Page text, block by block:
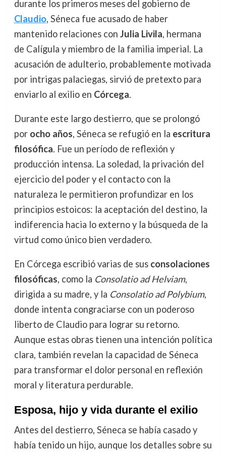
durante los primeros meses del gobierno de
Claudio, Séneca fue acusado de haber
mantenido relaciones con Julia Livila, hermana
de Calígula y miembro de la familia imperial. La
acusación de adulterio, probablemente motivada
por intrigas palaciegas, sirvió de pretexto para
enviarlo al exilio en Córcega.
Durante este largo destierro, que se prolongó
por ocho años, Séneca se refugió en la escritura
filosófica. Fue un período de reflexión y
producción intensa. La soledad, la privación del
ejercicio del poder y el contacto con la
naturaleza le permitieron profundizar en los
principios estoicos: la aceptación del destino, la
indiferencia hacia lo externo y la búsqueda de la
virtud como único bien verdadero.
En Córcega escribió varias de sus consolaciones
filosóficas, como la Consolatio ad Helviam,
dirigida a su madre, y la Consolatio ad Polybium,
donde intenta congraciarse con un poderoso
liberto de Claudio para lograr su retorno.
Aunque estas obras tienen una intención política
clara, también revelan la capacidad de Séneca
para transformar el dolor personal en reflexión
moral y literatura perdurable.
Esposa, hijo y vida durante el exilio
Antes del destierro, Séneca se había casado y
había tenido un hijo, aunque los detalles sobre su